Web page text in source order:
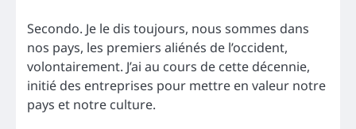
Secondo. Je le dis toujours, nous sommes dans
nos pays, les premiers aliénés de l’occident,
volontairement. J’ai au cours de cette décennie,
initié des entreprises pour mettre en valeur notre
pays et notre culture.